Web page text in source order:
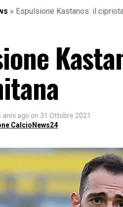
» Espulsione Kastanos: il
anni ago on 31 Ottobre 2021
CalcioNews24